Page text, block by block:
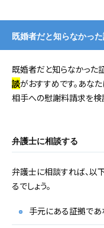
既婚者だと知らなかっ
既婚者だと知らなかった
談がおすすめです。あな
相手への慰謝料請求を検
弁護士に相談する
弁護士に相談すれば、以
るでしょう。
手元にある証拠で